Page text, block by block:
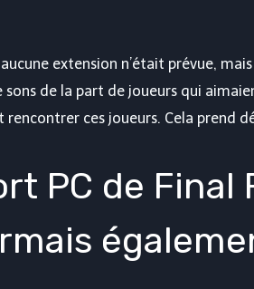
extension n’était prévue,
sons de la part de joueurs qui
rencontrer ces joueurs. Cela prend
PC de Final